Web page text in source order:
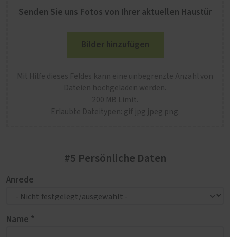
Senden Sie uns Fotos von Ihrer aktuellen Haustür
Bilder hinzufügen
Mit Hilfe dieses Feldes kann eine unbegrenzte Anzahl von
Dateien hochgeladen werden.
200 MB Limit.
Erlaubte Dateitypen: gif jpg jpeg png.
#5 Persönliche Daten
Anrede
Name *